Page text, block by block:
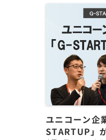
ユニコーン企
STARTUP」